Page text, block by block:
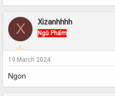
X Xizanhhhh
Ngũ Phẩm
19 March 2024
Ngon